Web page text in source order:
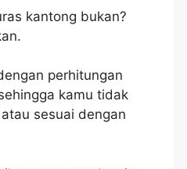
kantong bukan?
perhitungan
kamu tidak
sesuai dengan